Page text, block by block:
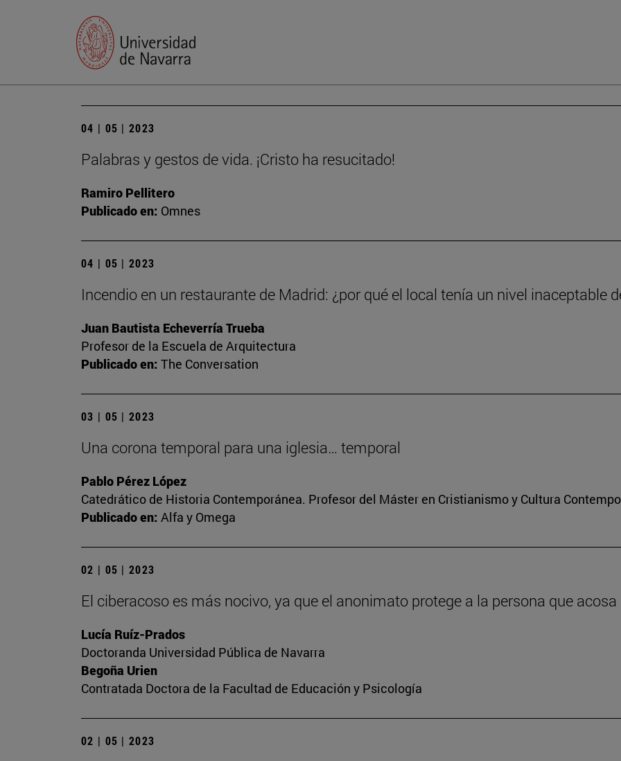
04 | 05 | 2023
Palabras y gestos de vida. ¡Cristo ha resucitado!
Ramiro Pellitero
Publicado en: Omnes
04 | 05 | 2023
Incendio en un restaurante de Madrid: ¿por qué el local tenía un nivel inaceptable
Juan Bautista Echeverría Trueba
Profesor de la Escuela de Arquitectura
Publicado en: The Conversation
03 | 05 | 2023
Una corona temporal para una iglesia… temporal
Pablo Pérez López
Catedrático de Historia Contemporánea. Profesor del Máster en Cristianismo y Cultura
Publicado en: Alfa y Omega
02 | 05 | 2023
El ciberacoso es más nocivo, ya que el anonimato protege a la persona que acosa
Lucía Ruíz-Prados
Doctoranda Universidad Pública de Navarra
Begoña Urien
Contratada Doctora de la Facultad de Educación y Psicología
02 | 05 | 2023